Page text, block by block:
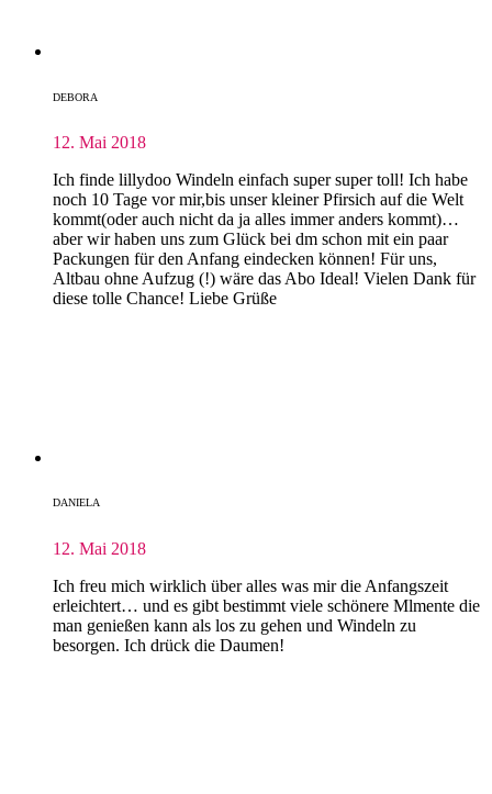
DEBORA
12. Mai 2018
Ich finde lillydoo Windeln einfach super super toll! Ich habe
noch 10 Tage vor mir,bis unser kleiner Pfirsich auf die Welt
kommt(oder auch nicht da ja alles immer anders kommt)…
aber wir haben uns zum Glück bei dm schon mit ein paar
Packungen für den Anfang eindecken können! Für uns,
Altbau ohne Aufzug (!) wäre das Abo Ideal! Vielen Dank für
diese tolle Chance! Liebe Grüße
DANIELA
12. Mai 2018
Ich freu mich wirklich über alles was mir die Anfangszeit
erleichtert… und es gibt bestimmt viele schönere Mlmente die
man genießen kann als los zu gehen und Windeln zu
besorgen. Ich drück die Daumen!